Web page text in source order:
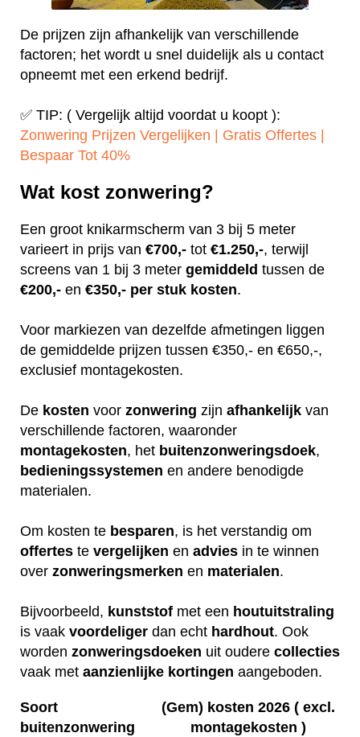
De prijzen zijn afhankelijk van verschillende
factoren; het wordt u snel duidelijk als u contact
opneemt met een erkend bedrijf.
✅ TIP: ( Vergelijk altijd voordat u koopt ):
Zonwering Prijzen Vergelijken | Gratis Offertes |
Bespaar Tot 40%‎
Wat kost zonwering?
Een groot knikarmscherm van 3 bij 5 meter
varieert in prijs van €700,- tot €1.250,-, terwijl
screens van 1 bij 3 meter gemiddeld tussen de
€200,- en €350,- per stuk kosten.
Voor markiezen van dezelfde afmetingen liggen
de gemiddelde prijzen tussen €350,- en €650,-,
exclusief montagekosten.
De kosten voor zonwering zijn afhankelijk van
verschillende factoren, waaronder
montagekosten, het buitenzonweringsdoek,
bedieningssystemen en andere benodigde
materialen.
Om kosten te besparen, is het verstandig om
offertes te vergelijken en advies in te winnen
over zonweringsmerken en materialen.
Bijvoorbeeld, kunststof met een houtuitstraling
is vaak voordeliger dan echt hardhout. Ook
worden zonweringsdoeken uit oudere collecties
vaak met aanzienlijke kortingen aangeboden.
Soort
buitenzonwering
(Gem) kosten 2026 ( excl.
montagekosten )